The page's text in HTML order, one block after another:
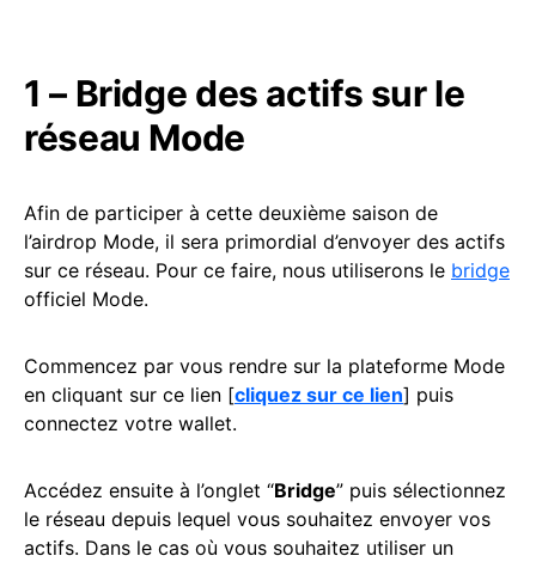
1 – Bridge des actifs sur le
réseau Mode
Afin de participer à cette deuxième saison de
l’airdrop Mode, il sera primordial d’envoyer des actifs
sur ce réseau. Pour ce faire, nous utiliserons le bridge
officiel Mode.
Commencez par vous rendre sur la plateforme Mode
en cliquant sur ce lien [cliquez sur ce lien] puis
connectez votre wallet.
Accédez ensuite à l’onglet “Bridge” puis sélectionnez
le réseau depuis lequel vous souhaitez envoyer vos
actifs. Dans le cas où vous souhaitez utiliser un